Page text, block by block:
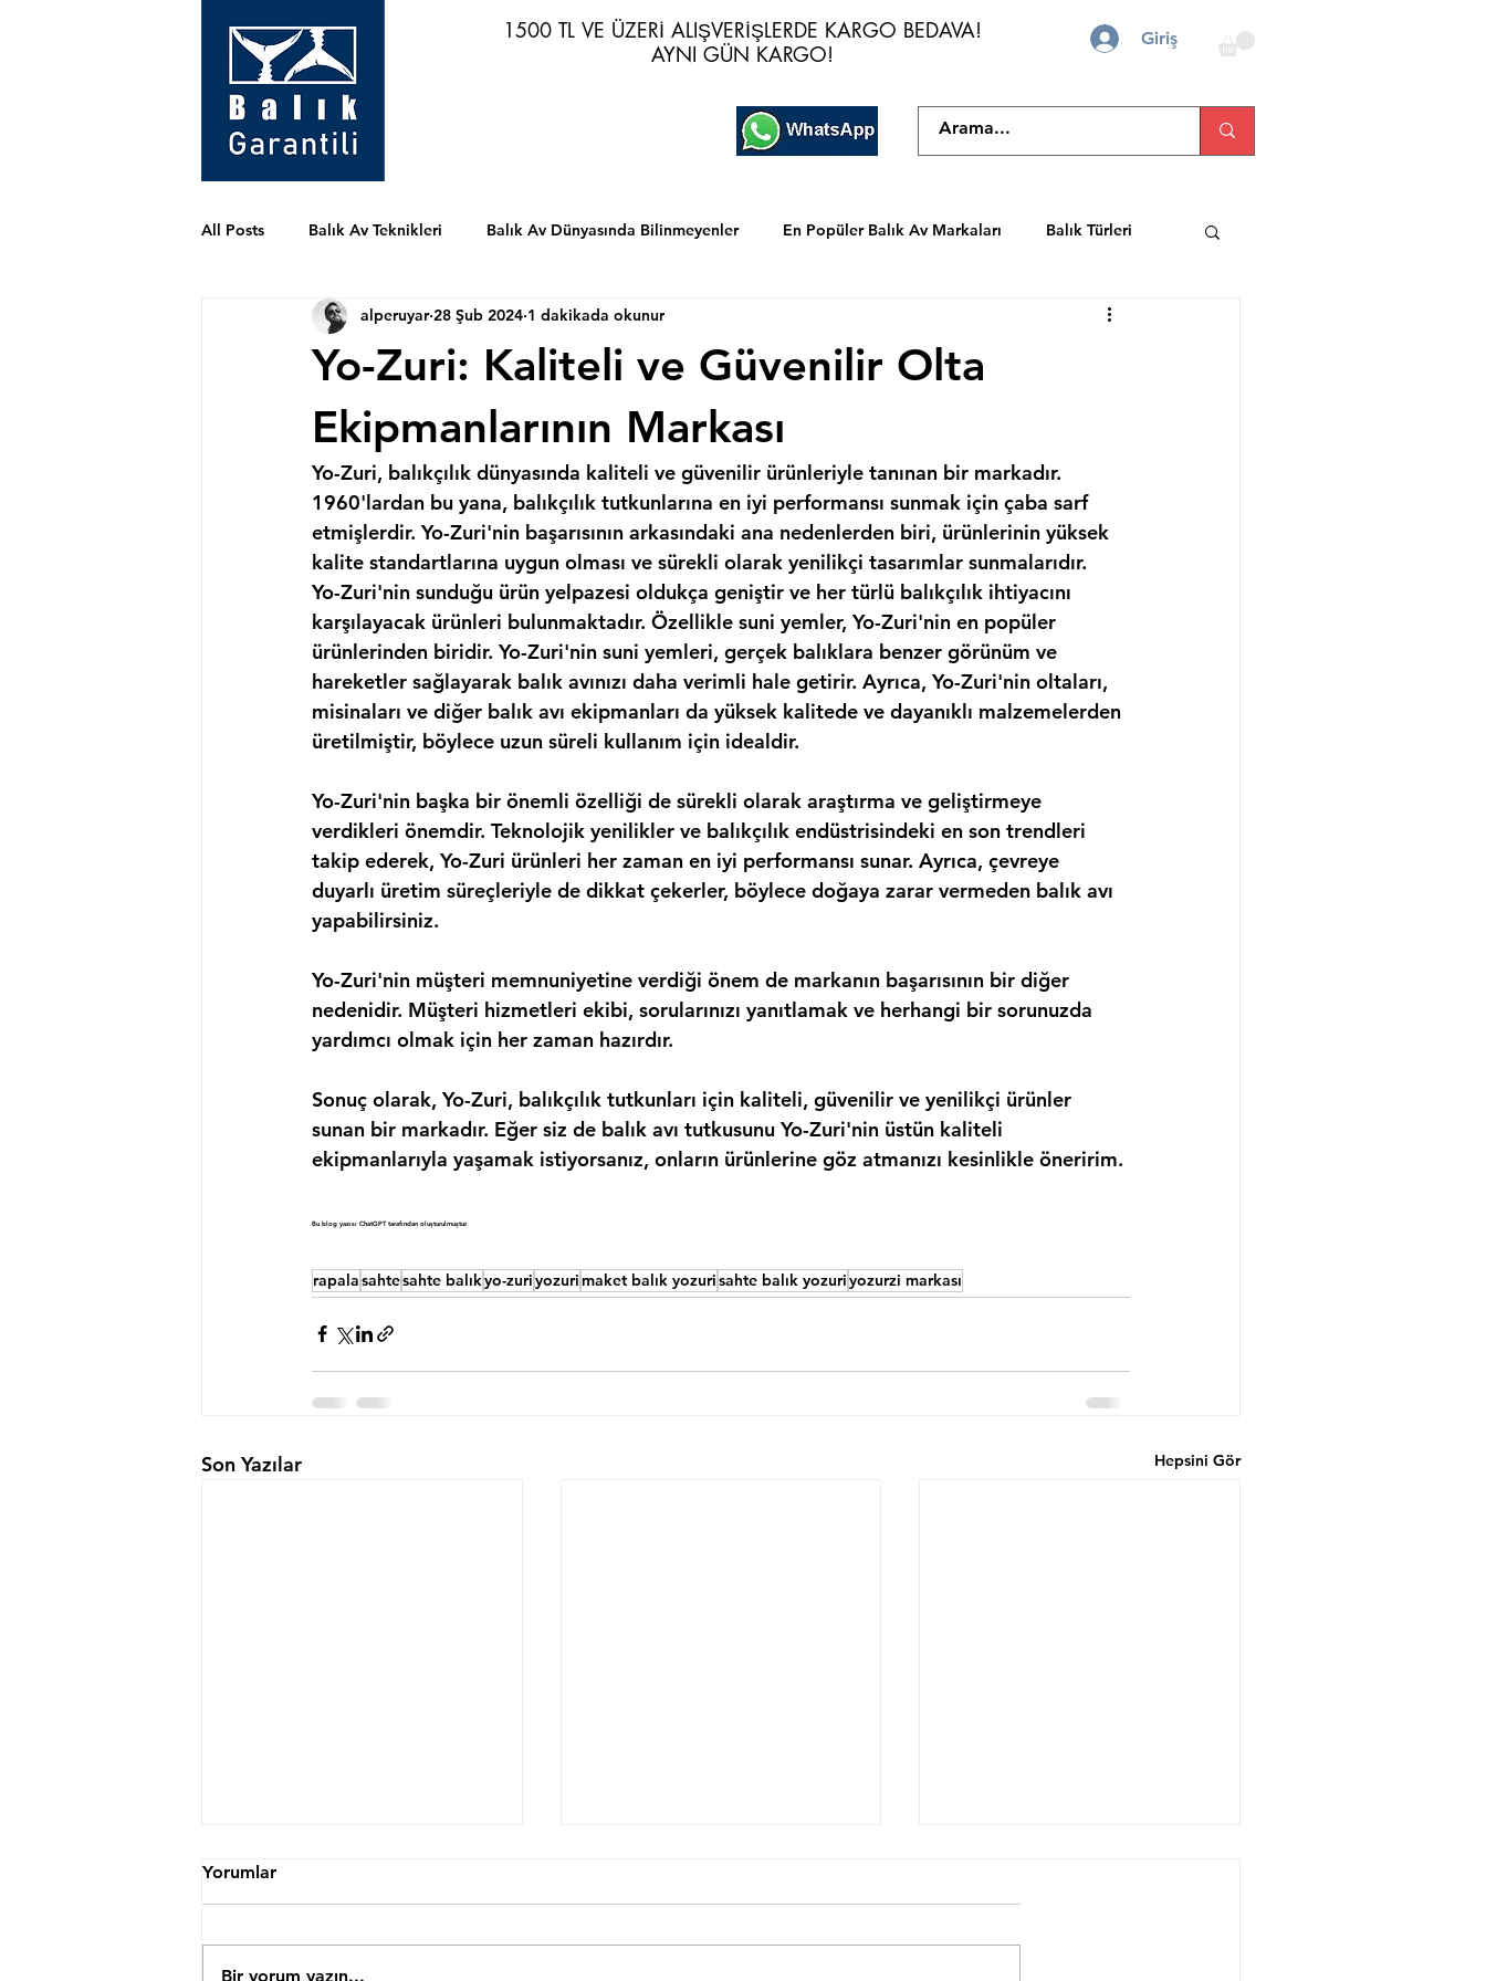
1500 TL VE ÜZERİ ALIŞVERİŞLERDE KARGO BEDAVA!
AYNI GÜN KARGO!
1500 TL VE ÜZERİ ALIŞVERİŞLERDE KARGO BEDAVA!
AYNI GÜN KARGO!
Giriş
All Posts Balık Av Teknikleri Balık Av Dünyasında Bilinmeyenler En Popüler Balık Av Markaları Balık Türleri
Yo-Zuri: Kaliteli ve Güvenilir Olta
Ekipmanlarının Markası
alperuyar 28 Şub 2024 1 dakikada okunur
Yo-Zuri, balıkçılık dünyasında kaliteli ve güvenilir ürünleriyle tanınan bir markadır.
1960'lardan bu yana, balıkçılık tutkunlarına en iyi performansı sunmak için çaba sarf
etmişlerdir. Yo-Zuri'nin başarısının arkasındaki ana nedenlerden biri, ürünlerinin yüksek
kalite standartlarına uygun olması ve sürekli olarak yenilikçi tasarımlar sunmalarıdır.
Yo-Zuri'nin sunduğu ürün yelpazesi oldukça geniştir ve her türlü balıkçılık ihtiyacını
karşılayacak ürünleri bulunmaktadır. Özellikle suni yemler, Yo-Zuri'nin en popüler
ürünlerinden biridir. Yo-Zuri'nin suni yemleri, gerçek balıklara benzer görünüm ve
hareketler sağlayarak balık avınızı daha verimli hale getirir. Ayrıca, Yo-Zuri'nin oltaları,
misinaları ve diğer balık avı ekipmanları da yüksek kalitede ve dayanıklı malzemelerden
üretilmiştir, böylece uzun süreli kullanım için idealdir.
Yo-Zuri'nin başka bir önemli özelliği de sürekli olarak araştırma ve geliştirmeye
verdikleri önemdir. Teknolojik yenilikler ve balıkçılık endüstrisindeki en son trendleri
takip ederek, Yo-Zuri ürünleri her zaman en iyi performansı sunar. Ayrıca, çevreye
duyarlı üretim süreçleriyle de dikkat çekerler, böylece doğaya zarar vermeden balık avı
yapabilirsiniz.
Yo-Zuri'nin müşteri memnuniyetine verdiği önem de markanın başarısının bir diğer
nedenidir. Müşteri hizmetleri ekibi, sorularınızı yanıtlamak ve herhangi bir sorunuzda
yardımcı olmak için her zaman hazırdır.
Sonuç olarak, Yo-Zuri, balıkçılık tutkunları için kaliteli, güvenilir ve yenilikçi ürünler
sunan bir markadır. Eğer siz de balık avı tutkusunu Yo-Zuri'nin üstün kaliteli
ekipmanlarıyla yaşamak istiyorsanız, onların ürünlerine göz atmanızı kesinlikle öneririm.
Bu blog yazısı ChatGPT tarafından oluşturulmuştur.
rapalasahtesahte balıkyo-zuriyozurimaket balık yozurisahte balık yozuriyozurzi markası
Son Yazılar Hepsini Gör
Yorumlar
Bir yorum yazın...